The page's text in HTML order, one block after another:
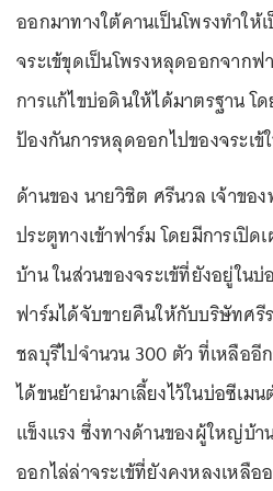
ออกมาทางใต้คานเป็นโพรงทำใ
จระเข้ขุดเป็นโพรงหลุดออกจาก
การแก้ไขบ่อดินให้ได้มาตรฐาน โ
ป้องกันการหลุดออกไปของจระเข้
ด้านของ นายวิชิต ศรีนวล เจ้าขอ
ประตูทางเข้าฟาร์ม โดยมีการเปิ
บ้าน ในส่วนของจระเข้ที่ยังอยู่ใน
ฟาร์มได้จับขายคืนให้กับบริษัทศรี
ชลบุรีไปจำนวน 300 ตัว ที่เหลืออี
ได้ขนย้ายนำมาเลี้ยงไว้ในบ่อซีเม
แข็งแรง ซึ่งทางด้านของผู้ใหญ่บ้
ออกไล่ล่าจระเข้ที่ยังคงหลงเหลื